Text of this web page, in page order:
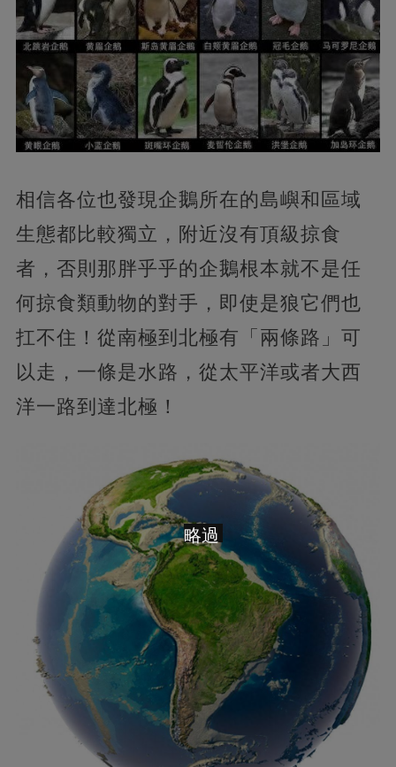
相信各位也發現企鵝所在的島嶼和區域
生態都比較獨立，附近沒有頂級掠食
者，否則那胖乎乎的企鵝根本就不是任
何掠食類動物的對手，即使是狼它們也
扛不住！從南極到北極有「兩條路」可
以走，一條是水路，從太平洋或者大西
洋一路到達北極！
略過